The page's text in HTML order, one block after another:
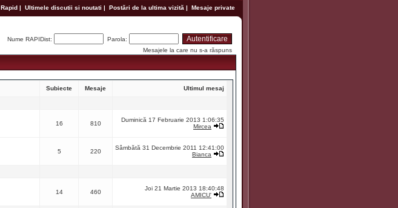
Rapid | Ultimele discutii si noutati | Postări de la ultima vizită | Mesaje private
Nume RAPIDist:
Parola:
Mesajele la care nu s-a răspuns
Subiecte Mesaje Ultimul mesaj
16 810
Duminică 17 Februarie 2013 1:06:35
Mircea
5 220
Sâmbătă 31 Decembrie 2011 12:41:00
Bianca
14 460
Joi 21 Martie 2013 18:40:48
AMICU'